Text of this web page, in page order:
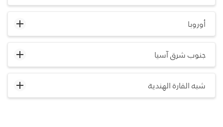
أوروبا
جنوب شرق آسيا
شبه القارة الهندية